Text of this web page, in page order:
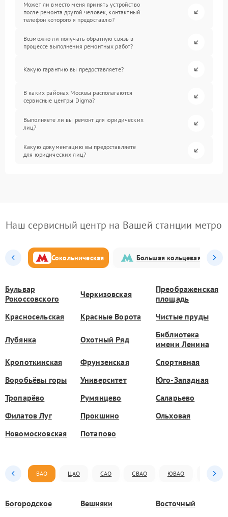
Может ли вместо меня принять устройство
после ремонта другой человек, контактный
телефон которого я предоставлю?
Возможно ли получать обратную связь в
процессе выполнения ремонтных работ?
Какую гарантию вы предоставляете?
В каких районах Москвы располагаются
сервисные центры Digma?
Выполняете ли вы ремонт для юридических
лиц?
Какую документацию вы предоставляете
для юридических лиц?
Наш сервисный центр на Вашей станции метро
Сокольническая Большая кольцевая
Бульвар
Рокоссовского
Черкизовская
Преображенская
площадь
Красносельская
Красные Ворота Чистые пруды
Лубянка Охотный Ряд
Библиотека
имени Ленина
Кропоткинская
Фрунзенская
Спортивная
Воробьёвы горы
Университет
Юго-Западная
Тропарёво
Румянцево
Саларьево
Филатов Луг
Прокшино
Ольховая
Новомосковская
Потапово
ВАО ЦАО САО СВАО ЮВАО ЮАО
Богородское Вешняки
Восточный